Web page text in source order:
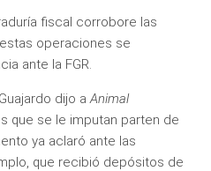
fiscal corrobore las
operaciones se
ante la FGR.
dijo aAnimal
que se le imputan parten de
ya aclaró ante las
que recibió depósitos de